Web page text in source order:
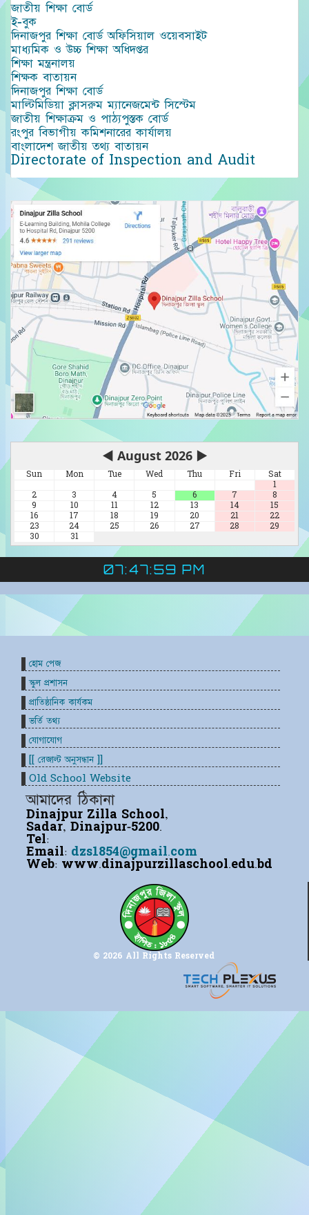
জাতীয় শিক্ষা বোর্ড
ই-বুক
দিনাজপুর শিক্ষা বোর্ড অফিসিয়াল ওয়েবসাইট
মাধ্যমিক ও উচ্চ শিক্ষা অধিদপ্তর
শিক্ষা মন্ত্রনালয়
শিক্ষক বাতায়ন
দিনাজপুর শিক্ষা বোর্ড
মাল্টিমিডিয়া ক্লাসরুম ম্যানেজমেন্ট সিস্টেম
জাতীয় শিক্ষাক্রম ও পাঠ্যপুস্তক বোর্ড
রংপুর বিভাগীয় কমিশনারের কার্যালয়
বাংলাদেশ জাতীয় তথ্য বাতায়ন
Directorate of Inspection and Audit
◀ August 2026 ▶
Sun Mon Tue Wed Thu Fri
Sat
1
2
3 4 5 6 7
8
9
10 11 12 13 14
15
16
17 18 19 20 21
22
23
24 25 26 27 28
29
30
31
07:47:59 PM
© 2026 All Rights Reserved
আমাদের ঠিকানা
Dinajpur Zilla School,
Sadar, Dinajpur-5200.
Tel:
Email: dzs1854@gmail.com
Web: www.dinajpurzillaschool.edu.bd
হোম পেজ
স্কুল প্রশাসন
প্রাতিষ্ঠানিক কার্যকম
ভর্তি তথ্য
যোগাযোগ
[[ রেজাল্ট অনুসন্ধান ]]
Old School Website